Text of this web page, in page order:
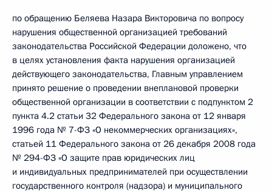
по обращению Беляева Назара Викторовича по вопросу
нарушения общественной организацией требований
законодательства Российской Федерации доложено, что
в целях установления факта нарушения организацией
действующего законодательства, Главным управлением
принято решение о проведении внеплановой проверки
общественной организации в соответствии с подпунктом 2
пункта 4.2 статьи 32 Федерального закона от 12 января
1996 года № 7-ФЗ «О некоммерческих организациях»,
статьей 11 Федерального закона от 26 декабря 2008 года
№ 294-ФЗ «О защите прав юридических лиц
и индивидуальных предпринимателей при осуществлении
государственного контроля (надзора) и муниципального